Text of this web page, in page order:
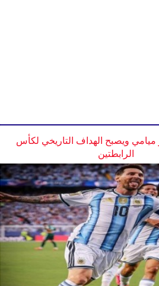
ميامي ويصبح الهداف التاريخي لكأس
الرابطتين